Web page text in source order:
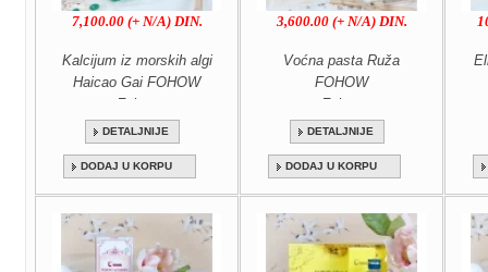
7,100.00 (+ N/A) DIN.
Kalcijum iz morskih algi
Haicao Gai FOHOW
Fohow
DETALJNIJE
DODAJ U KORPU
3,600.00 (+ N/A) DIN.
Voćna pasta Ruža
FOHOW
Fohow
DETALJNIJE
DODAJ U KORPU